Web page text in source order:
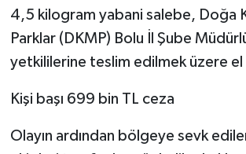
4,5 kilogram yabani salebe, Doğa
Parklar (DKMP) Bolu İl Şube
yetkililerine teslim edilmek üzere el
Kişi başı 699 bin TL ceza
Olayın ardından bölgeye sevk